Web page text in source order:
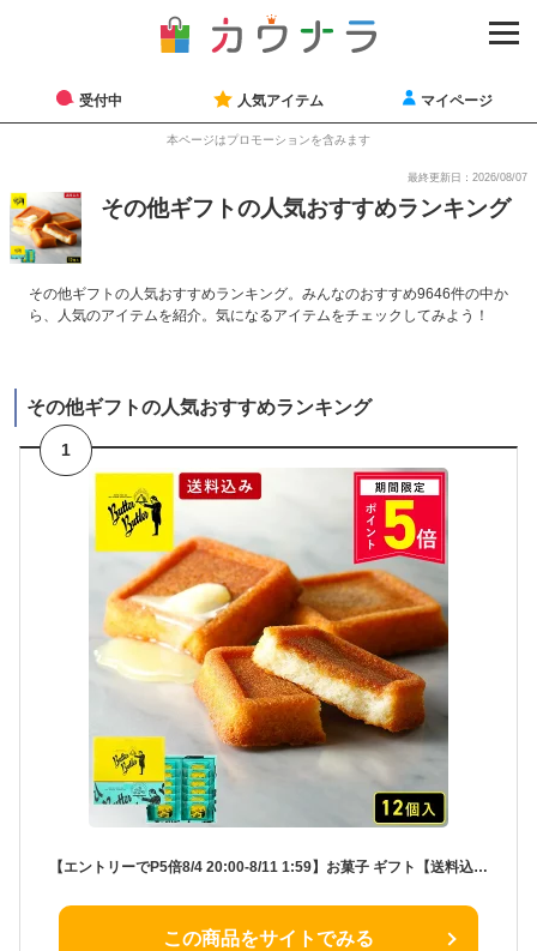
受付中 人気アイテム マイページ
本ページはプロモーションを含みます
最終更新日：2026/08/07
その他ギフトの人気おすすめランキング
その他ギフトの人気おすすめランキング。みんなのおすすめ9646件の中か
ら、人気のアイテムを紹介。気になるアイテムをチェックしてみよう！
その他ギフトの人気おすすめランキング
1
【エントリーでP5倍8/4 20:00-8/11 1:59】お菓子 ギフト【送料込み バターフィナンシェ12個入】 個包装 スイーツ フィナンシェ 焼き菓子 洋菓子 内祝 お祝 出産祝 お礼 おしゃれ 退職 菓子折り ご挨拶 ギフト バターバトラー お供え お中元 御中元 夏ギフト 暑中見舞い
この商品をサイトでみる